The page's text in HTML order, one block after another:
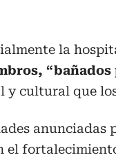
la
y cultural que
anunciadas
el